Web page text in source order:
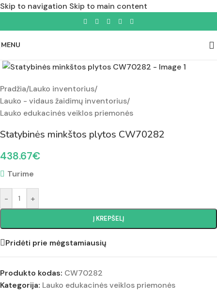
Skip to navigation Skip to main content
MENU
Pradžia/Lauko inventorius/
Lauko - vidaus žaidimų inventorius/
Lauko edukacinės veiklos priemonės
Statybinės minkštos plytos CW70282
438.67€
Turime
- +
Į KREPŠELĮ
Pridėti prie mėgstamiausių
Produkto kodas: CW70282
Kategorija: Lauko edukacinės veiklos priemonės